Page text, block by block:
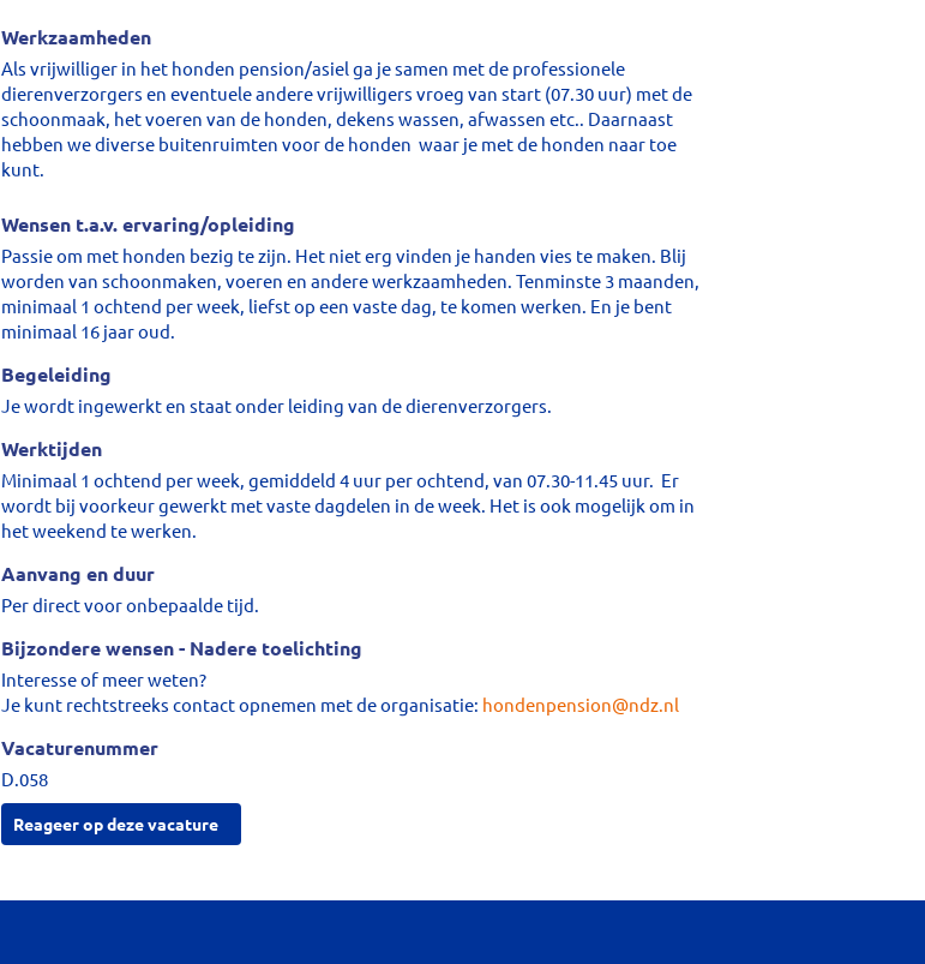
Werkzaamheden
Als vrijwilliger in het honden pension/asiel ga je samen met de professionele
dierenverzorgers en eventuele andere vrijwilligers vroeg van start (07.30 uur) met de
schoonmaak, het voeren van de honden, dekens wassen, afwassen etc.. Daarnaast
hebben we diverse buitenruimten voor de honden waar je met de honden naar toe
kunt.
Wensen t.a.v. ervaring/opleiding
Passie om met honden bezig te zijn. Het niet erg vinden je handen vies te maken. Blij
worden van schoonmaken, voeren en andere werkzaamheden. Tenminste 3 maanden,
minimaal 1 ochtend per week, liefst op een vaste dag, te komen werken. En je bent
minimaal 16 jaar oud.
Begeleiding
Je wordt ingewerkt en staat onder leiding van de dierenverzorgers.
Werktijden
Minimaal 1 ochtend per week, gemiddeld 4 uur per ochtend, van 07.30-11.45 uur. Er
wordt bij voorkeur gewerkt met vaste dagdelen in de week. Het is ook mogelijk om in
het weekend te werken.
Aanvang en duur
Per direct voor onbepaalde tijd.
Bijzondere wensen - Nadere toelichting
Interesse of meer weten?
Je kunt rechtstreeks contact opnemen met de organisatie: hondenpension@ndz.nl
Vacaturenummer
D.058
Reageer op deze vacature